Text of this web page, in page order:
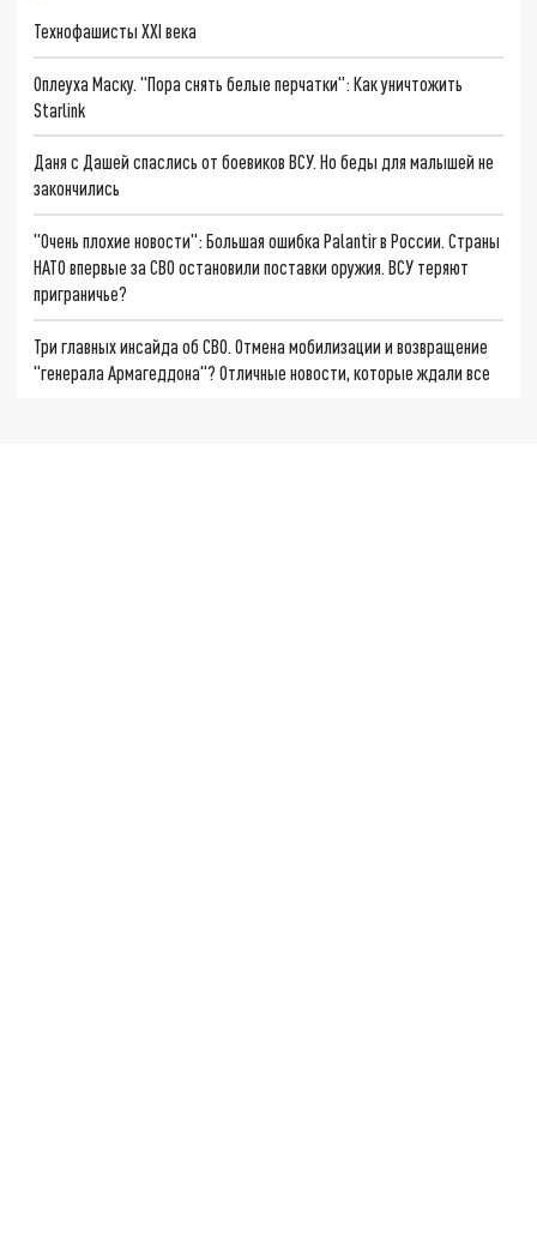
Технофашисты XXI века
Оплеуха Маску. "Пора снять белые перчатки": Как уничтожить
Starlink
Даня с Дашей спаслись от боевиков ВСУ. Но беды для малышей не
закончились
"Очень плохие новости": Большая ошибка Palantir в России. Страны
НАТО впервые за СВО остановили поставки оружия. ВСУ теряют
приграничье?
Три главных инсайда об СВО. Отмена мобилизации и возвращение
"генерала Армагеддона"? Отличные новости, которые ждали все